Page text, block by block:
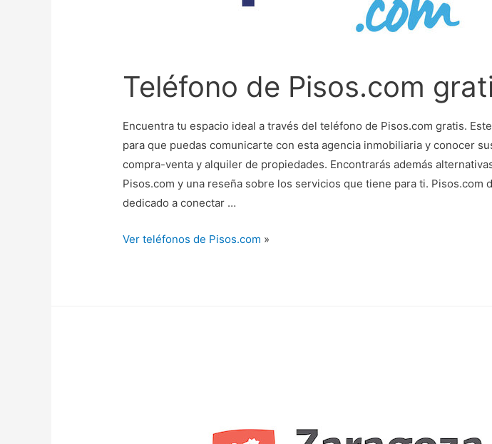
Teléfono de Pisos.com
Encuentra tu espacio ideal a través del teléfono de Pisos.com gratis.
para que puedas comunicarte con esta agencia inmobiliaria y conocer
compra-venta y alquiler de propiedades. Encontrarás además
Pisos.com y una reseña sobre los servicios que tiene para ti. Pisos.com
dedicado a conectar …
Ver teléfonos de Pisos.com »